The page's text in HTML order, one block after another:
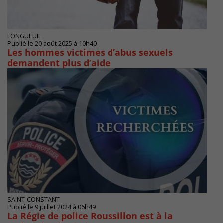
LONGUEUIL
Publié le 20 août 2025 à 10h40
Les hommes victimes d’abus sexuels
demandent plus d’aide
SAINT-CONSTANT
Publié le 9 juillet 2024 à 06h49
La Régie de police Roussillon est à la